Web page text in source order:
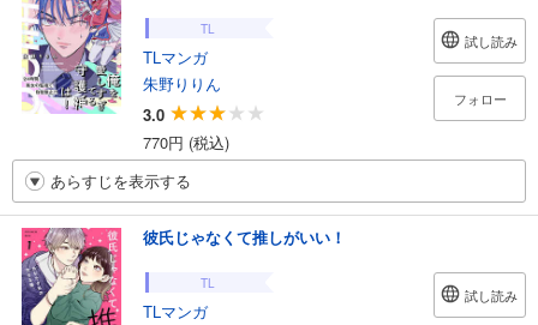
TL
TLマンガ
朱野りりん
3.0
770円 (税込)
試し読み
フォロー
あらすじを表示する
彼氏じゃなくて推しがいい！
TL
TLマンガ
試し読み